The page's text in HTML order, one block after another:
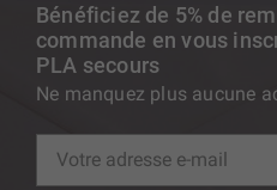
Bénéficiez de 5% de
commande en vous
PLA secours
Ne manquez plus aucune